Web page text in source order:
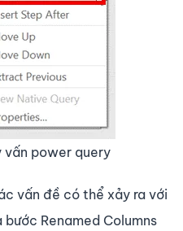
power query
vấn đề có thể xảy ra với
bước Renamed Columns